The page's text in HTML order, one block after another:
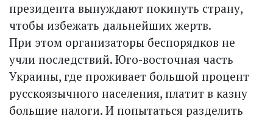
президента вынуждают покинуть страну,
чтобы избежать дальнейших жертв.
При этом организаторы беспорядков не
учли последствий. Юго-восточная часть
Украины, где проживает большой процент
русскоязычного населения, платит в казну
большие налоги. И попытаться разделить